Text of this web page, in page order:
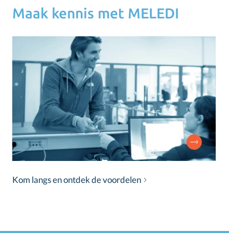
Maak kennis met MELEDI
Kom langs en ontdek de voordelen